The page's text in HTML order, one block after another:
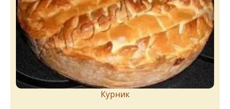
Курник